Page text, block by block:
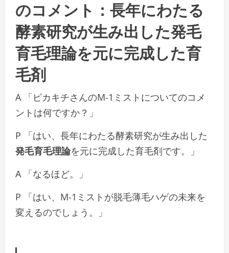
のコメント：長年にわたる
酵素研究が生み出した発毛
育毛理論を元に完成した育
毛剤
A 「ピカキチさんのM-1ミストについてのコメ
ントは何ですか？」
P 「はい、長年にわたる酵素研究が生み出した
発毛育毛理論を元に完成した育毛剤です。」
A 「なるほど。」
P 「はい、M-1ミストが脱毛薄毛ハゲの未来を
変えるのでしょう。」